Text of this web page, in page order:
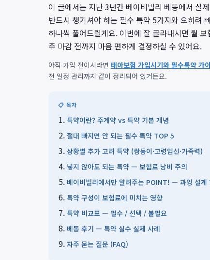
이 글에서는 지난 3년간 베이비빌리 베동에서 실
반드시 챙기셔야 하는 필수 특약 5가지와 오히려
하나씩 풀어드릴게요. 이번에 잘 골라내시면 월
주 마감 전까지 마음 편하게 결정하실 수 있어요.
아직 가입 전이시라면 태아보험 가입시기와 필수특약 가
전 일정 관리까지 같이 정리되어 있거든요.
📋 목차
특약이란? 주계약 vs 특약 기본 개념
절대 빠지면 안 되는 필수 특약 TOP 5
상황별 추가 고려 특약 (쌍둥이·고령임신·가족력)
넣지 않아도 되는 특약 — 보험료 낭비 주의
베이비빌리에서만 알려주는 POINT! — 과잉 설계
특약 구성이 보험료에 미치는 영향
특약 비교표 — 필수 / 선택 / 불필요
베동 후기 — 특약 실수 실제 사례
자주 묻는 질문 (FAQ)